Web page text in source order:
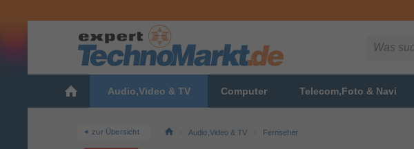
Audio,Video & TV Computer Telecom,Foto & Navi
zur Übersicht Audio,Video & TV Fernseher